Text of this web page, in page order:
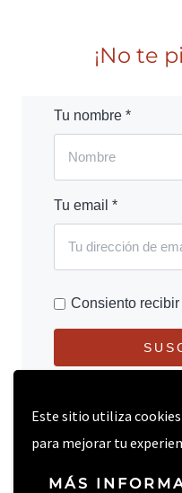
Este sitio utiliza
para mejorar tu
MÁS
¡No te
Tu nombre *
Tu email *
Consiento